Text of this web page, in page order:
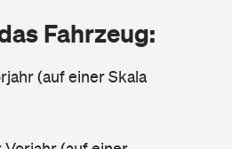
Fahrzeug:
(auf einer Skala